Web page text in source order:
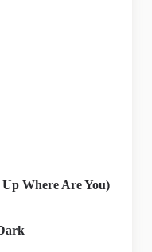
Where Are You)